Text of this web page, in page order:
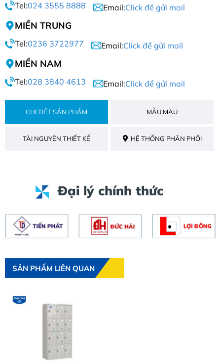
Tel:024 3555 8888 Email:Click để gửi mail
MIỀN TRUNG
Tel:0236 3722977 Email:Click để gửi mail
MIỀN NAM
Tel:028 3840 4613 Email:Click để gửi mail
CHI TIẾT SẢN PHẨM MẪU MÀU
TÀI NGUYÊN THIẾT KẾ HỆ THỐNG PHÂN PHỐI
Đại lý chính thức
SẢN PHẨM LIÊN QUAN